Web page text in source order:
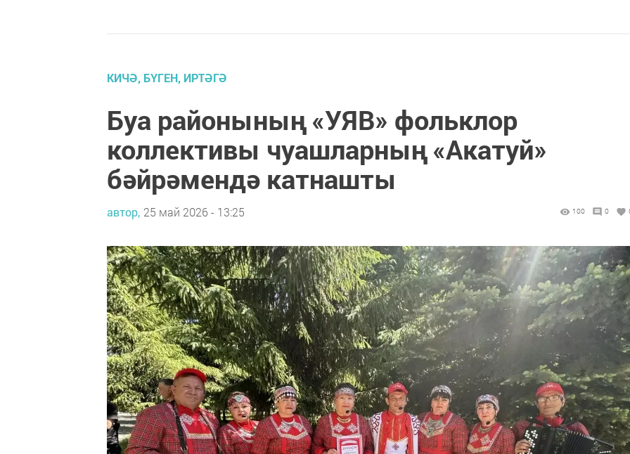
КИЧӘ, БҮГЕН, ИРТӘГӘ
Буа районының «УЯВ» фольклор
коллективы чуашларның «Акатуй»
бәйрәмендә катнашты
автор, 25 май 2026 - 13:25 100 0